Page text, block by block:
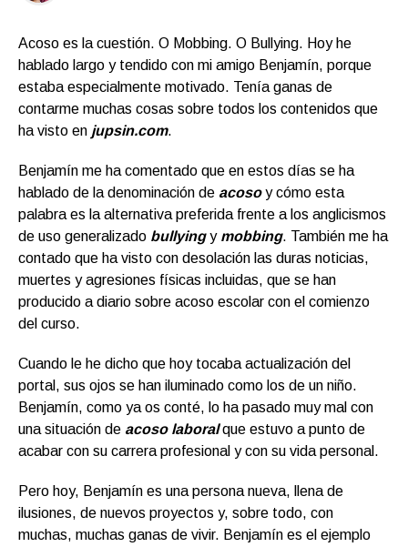
Acoso es la cuestión. O Mobbing. O Bullying. Hoy he
hablado largo y tendido con mi amigo Benjamín, porque
estaba especialmente motivado. Tenía ganas de
contarme muchas cosas sobre todos los contenidos que
ha visto en jupsin.com.
Benjamín me ha comentado que en estos días se ha
hablado de la denominación de acosoy cómo esta
palabra es la alternativa preferida frente a los anglicismos
de uso generalizado bullyingy mobbing. También me ha
contado que ha visto con desolación las duras noticias,
muertes y agresiones físicas incluidas, que se han
producido a diario sobre acoso escolar con el comienzo
del curso.
Cuando le he dicho que hoy tocaba actualización del
portal, sus ojos se han iluminado como los de un niño.
Benjamín, como ya os conté, lo ha pasado muy mal con
una situación de acoso laboralque estuvo a punto de
acabar con su carrera profesional y con su vida personal.
Pero hoy, Benjamín es una persona nueva, llena de
ilusiones, de nuevos proyectos y, sobre todo, con
muchas, muchas ganas de vivir. Benjamín es el ejemplo